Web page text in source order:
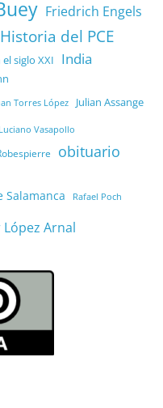
Friedrich Engels
Historia del PCE
siglo XXI India
Torres López Julian Assange
Luciano Vasapollo
obituario
Salamanca Rafael Poch
Arnal